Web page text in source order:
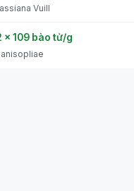
Vuill
x 109 bào tử/g